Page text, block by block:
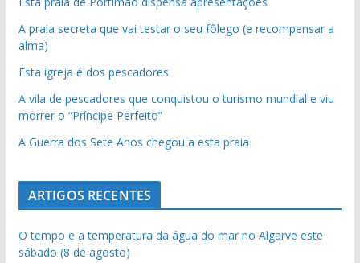
A praia secreta que vai testar o seu fôlego (e recompensar a
alma)
Esta igreja é dos pescadores
A vila de pescadores que conquistou o turismo mundial e viu
morrer o “Príncipe Perfeito”
A Guerra dos Sete Anos chegou a esta praia
ARTIGOS RECENTES
O tempo e a temperatura da água do mar no Algarve este
sábado (8 de agosto)